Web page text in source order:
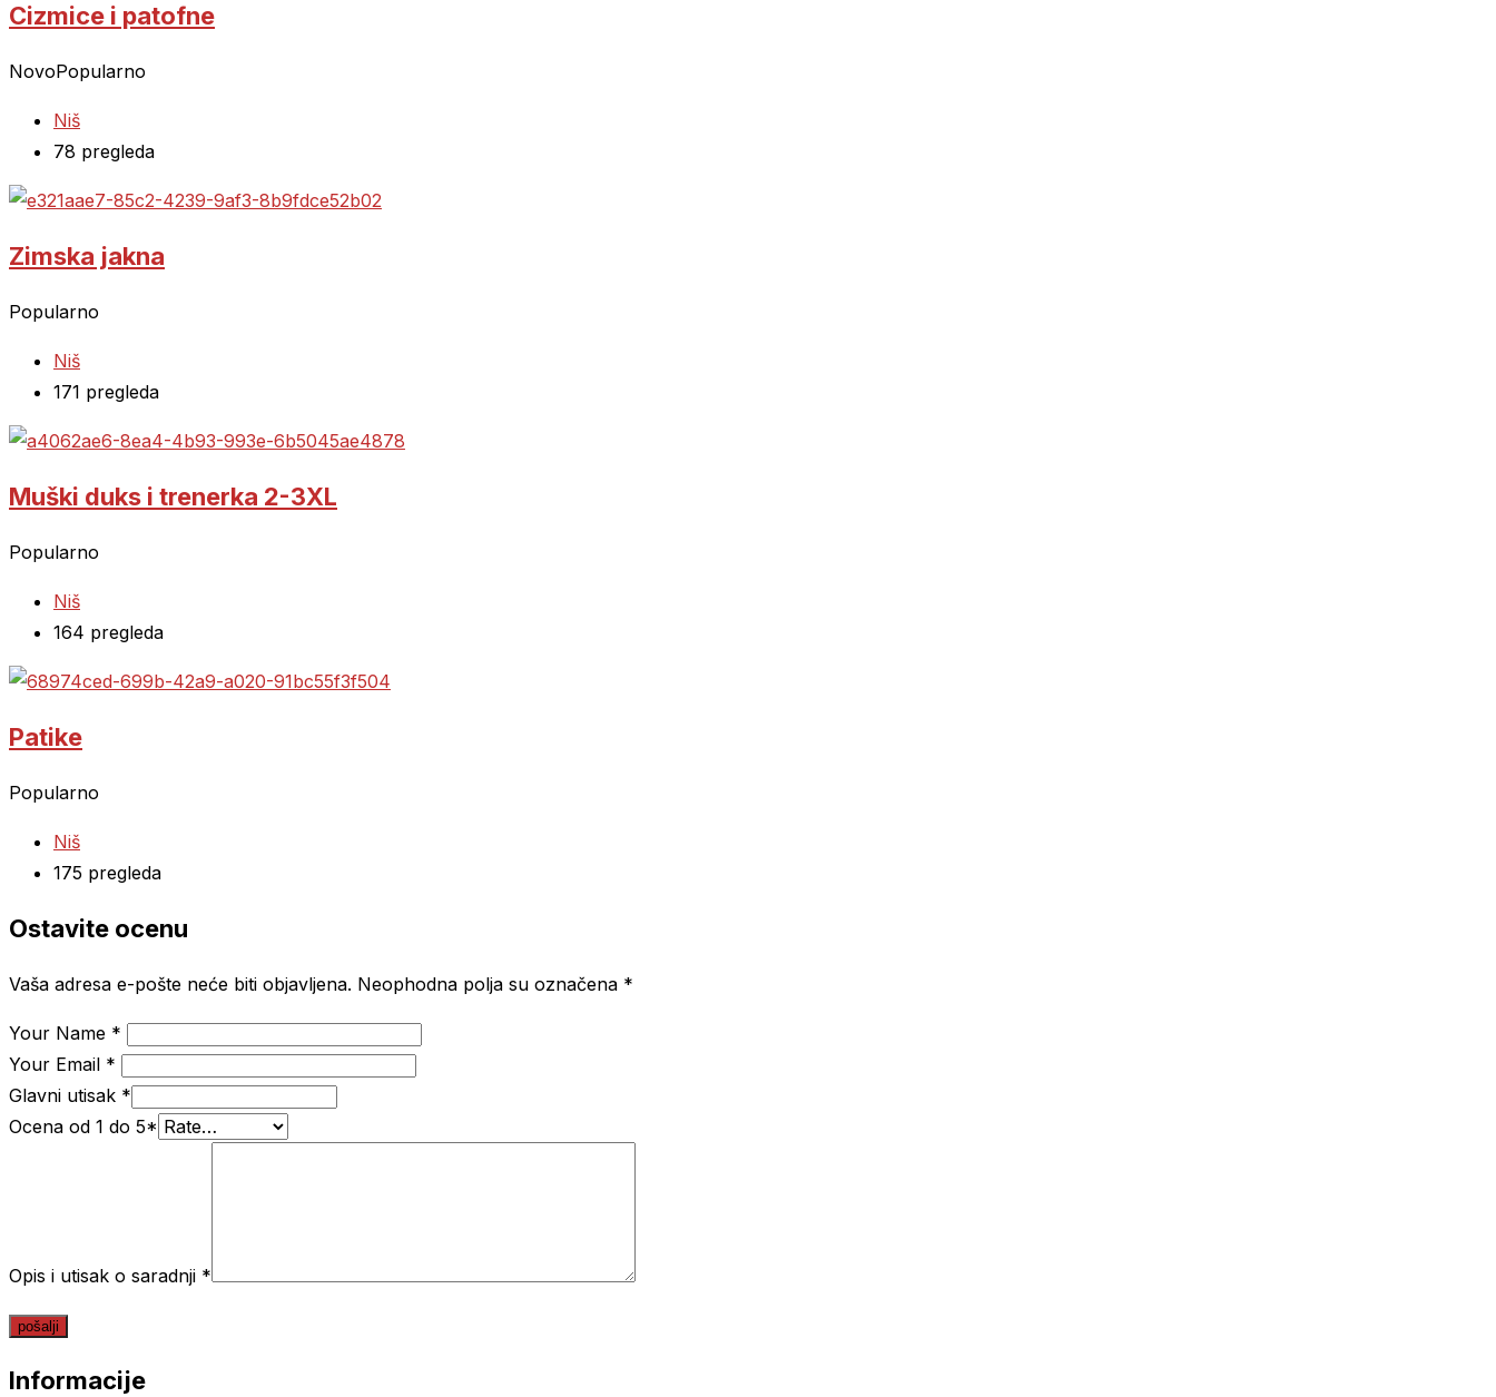
Cizmice i patofne
NovoPopularno
Niš
78 pregleda
Zimska jakna
Popularno
Niš
171 pregleda
Muški duks i trenerka 2-3XL
Popularno
Niš
164 pregleda
Patike
Popularno
Niš
175 pregleda
Ostavite ocenu
Vaša adresa e-pošte neće biti objavljena. Neophodna polja su označena *
Your Name *
Your Email *
Glavni utisak *
Ocena od 1 do 5*
Opis i utisak o saradnji *
Informacije